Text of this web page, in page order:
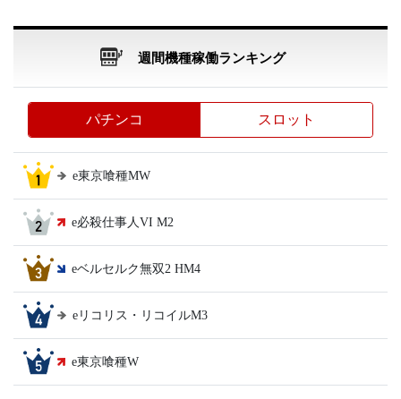
週間機種稼働ランキング
パチンコ スロット
e東京喰種MW
e必殺仕事人VI M2
eベルセルク無双2 HM4
eリコリス・リコイルM3
e東京喰種W